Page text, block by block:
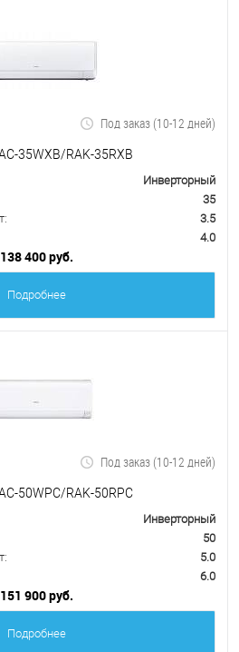
Под заказ (10-12 дней)
35WXB/RAK-35RXB
Инверторный
35
3.5
4.0
138 400 руб.
Подробнее
Под заказ (10-12 дней)
50WPC/RAK-50RPC
Инверторный
50
5.0
6.0
151 900 руб.
Подробнее